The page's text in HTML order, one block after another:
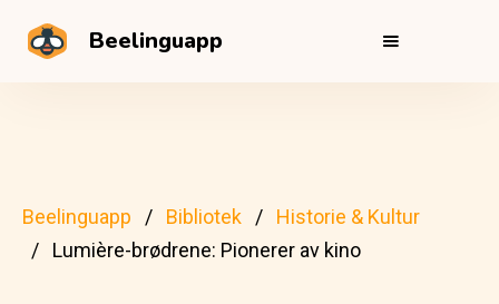
Beelinguapp
Beelinguapp Bibliotek
Historie & Kultur
Lumière-brødrene: Pionerer av kino